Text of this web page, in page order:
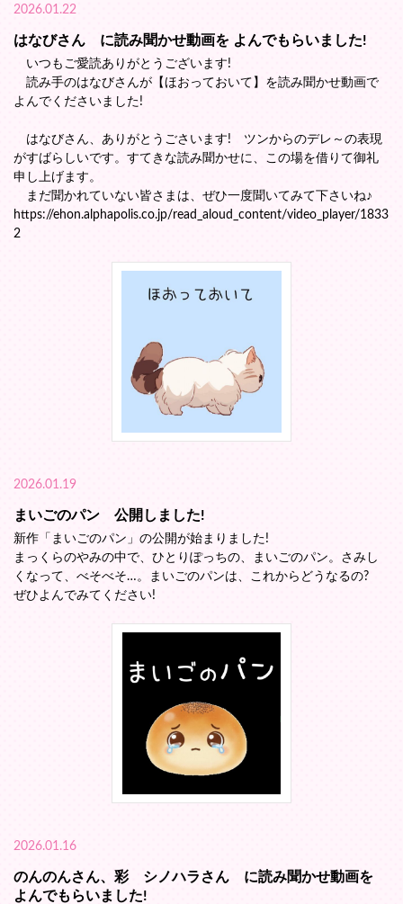
2026.01.22
はなびさん に読み聞かせ動画を よんでもらいました!
いつもご愛読ありがとうございます!
読み手のはなびさんが【ほおっておいて】を読み聞かせ動画で
よんでくださいました!
はなびさん、ありがとうごさいます! ツンからのデレ～の表現
がすばらしいです。すてきな読み聞かせに、この場を借りて御礼
申し上げます。
まだ聞かれていない皆さまは、ぜひ一度聞いてみて下さいね♪
https://ehon.alphapolis.co.jp/read_aloud_content/video_player/1833
2
2026.01.19
まいごのパン 公開しました!
新作「まいごのパン」の公開が始まりました!
まっくらのやみの中で、ひとりぽっちの、まいごのパン。さみし
くなって、べそべそ…。まいごのパンは、これからどうなるの?
ぜひよんでみてください!
2026.01.16
のんのんさん、彩 シノハラさん に読み聞かせ動画を
よんでもらいました!